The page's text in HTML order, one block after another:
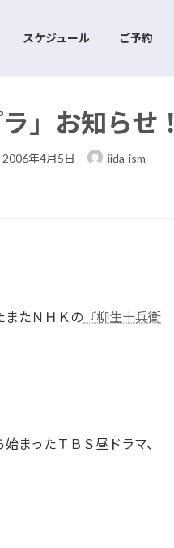
スケジュール ご予約
」お知らせ！
最
終
2006年4月5日 iida-ism
またＮＨＫの 『柳生十兵衛
まったＴＢＳ昼ドラマ、